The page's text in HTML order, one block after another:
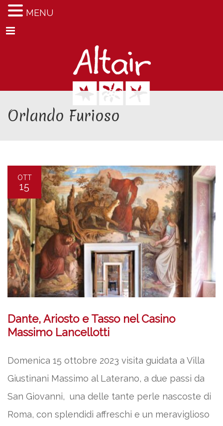
Menu
Orlando Furioso
OTT
15
Dante, Ariosto e Tasso nel Casino
Massimo Lancellotti
Domenica 15 ottobre 2023 visita guidata a Villa
Giustinani Massimo al Laterano, a due passi da
San Giovanni, una delle tante perle nascoste di
Roma, con splendidi affreschi e un meraviglioso
MENU